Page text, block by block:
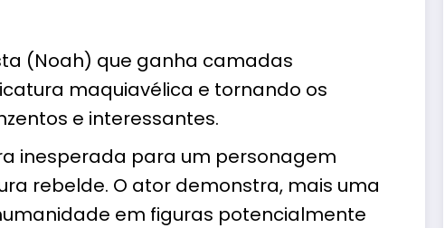
(Noah) que ganha camadas
maquiavélica e tornando os
e interessantes.
inesperada para um personagem
rebelde. O ator demonstra, mais uma
em figuras potencialmente